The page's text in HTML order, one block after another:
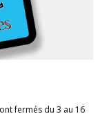
fermés du 3 au 16